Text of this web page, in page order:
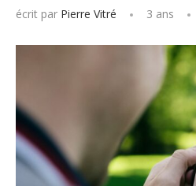
écrit par Pierre Vitré 3 ans